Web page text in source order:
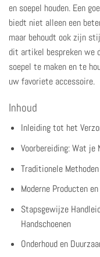
en soepel houden. Een
biedt niet alleen een
maar behoudt ook zijn
dit artikel bespreken we
soepel te maken en te
uw favoriete accessoire.
Inhoud
Inleiding tot het
Voorbereiding: Wat je
Traditionele
Moderne Producten
Stapsgewijze
Handschoenen
Onderhoud en